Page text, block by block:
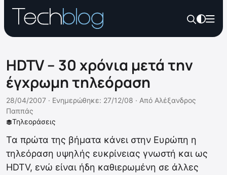
HDTV – 30 χρόνια μετά την
έγχρωμη τηλεόραση
Τηλεοράσεις
28/04/2007 · Ενημερώθηκε: 27/12/08 · Από Αλέξανδρος
Παππάς
Τα πρώτα της βήματα κάνει στην Ευρώπη η
τηλεόραση υψηλής ευκρίνειας γνωστή και ως
HDTV, ενώ είναι ήδη καθιερωμένη σε άλλες